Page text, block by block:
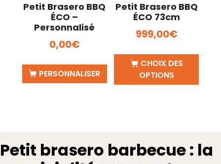
Petit Brasero BBQ
ÉCO –
Personnalisé
0,00€
PERSONNALISER
Petit Brasero BBQ
ÉCO 73cm
999,00€
CHOIX DES
OPTIONS
Petit brasero barbecue : la